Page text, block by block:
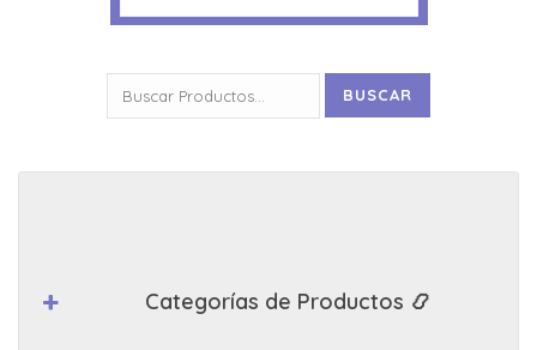
por:
BUSCAR
Categorías de Productos 📿